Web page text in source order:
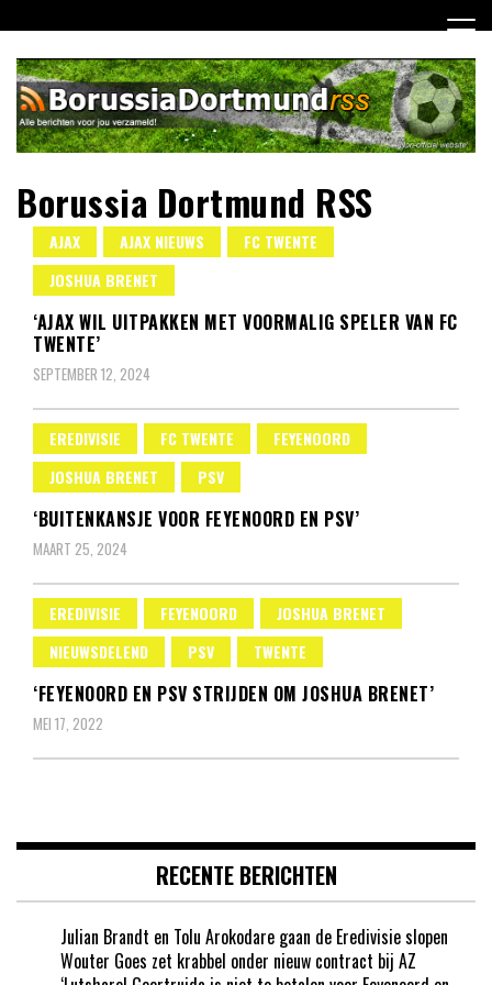
naar
inhoud
Borussia Dortmund RSS
AJAX AJAX NIEUWS
FC TWENTE
JOSHUA BRENET
‘AJAX WIL UITPAKKEN MET VOORMALIG SPELER VAN FC
TWENTE’
SEPTEMBER 12, 2024
EREDIVISIE FC TWENTE
FEYENOORD
JOSHUA BRENET
PSV
‘BUITENKANSJE VOOR FEYENOORD EN PSV’
MAART 25, 2024
EREDIVISIE FEYENOORD
JOSHUA BRENET
NIEUWSDELEND
PSV TWENTE
‘FEYENOORD EN PSV STRIJDEN OM JOSHUA BRENET’
MEI 17, 2022
RECENTE BERICHTEN
Julian Brandt en Tolu Arokodare gaan de Eredivisie slopen
Wouter Goes zet krabbel onder nieuw contract bij AZ